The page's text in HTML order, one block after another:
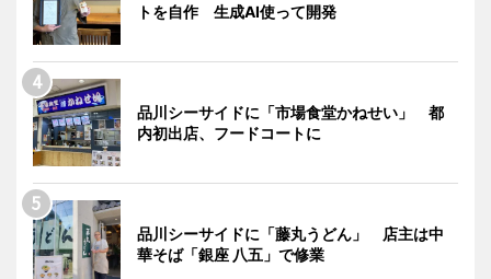
トを自作 生成AI使って開発
品川シーサイドに「市場食堂かねせい」 都
内初出店、フードコートに
品川シーサイドに「藤丸うどん」 店主は中
華そば「銀座 八五」で修業